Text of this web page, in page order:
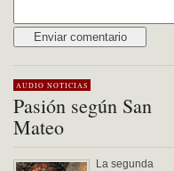
AUDIO NOTICIAS
Pasión según San
Mateo
La segunda